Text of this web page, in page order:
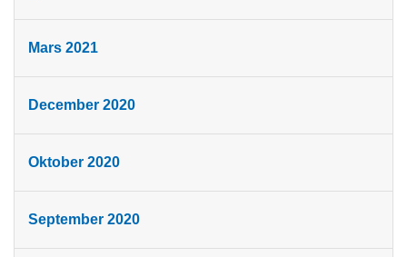
Mars 2021
December 2020
Oktober 2020
September 2020